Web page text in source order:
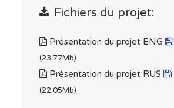
Fichiers du projet:
Présentation du projet ENG
(23.77Mb)
Présentation du projet RUS
(22.05Mb)